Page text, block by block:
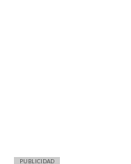
PUBLICIDAD